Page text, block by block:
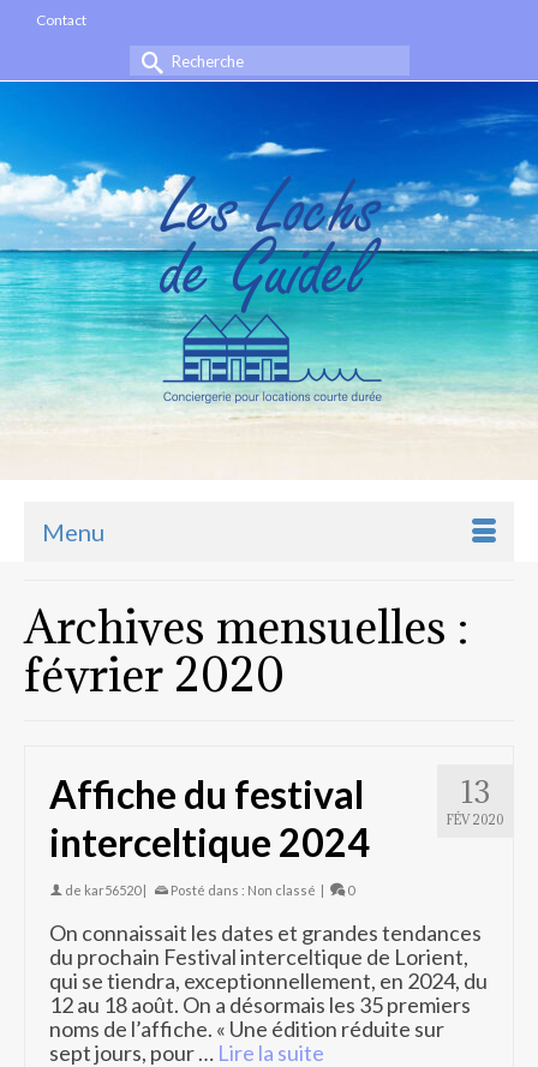
Contact
Rechercher :
Menu
Archives mensuelles :
février 2020
13
FÉV 2020
Affiche du festival
interceltique 2024
de kar56520 | Posté dans : Non classé | 0
On connaissait les dates et grandes tendances
du prochain Festival interceltique de Lorient,
qui se tiendra, exceptionnellement, en 2024, du
12 au 18 août. On a désormais les 35 premiers
noms de l’affiche. « Une édition réduite sur
sept jours, pour … Lire la suite